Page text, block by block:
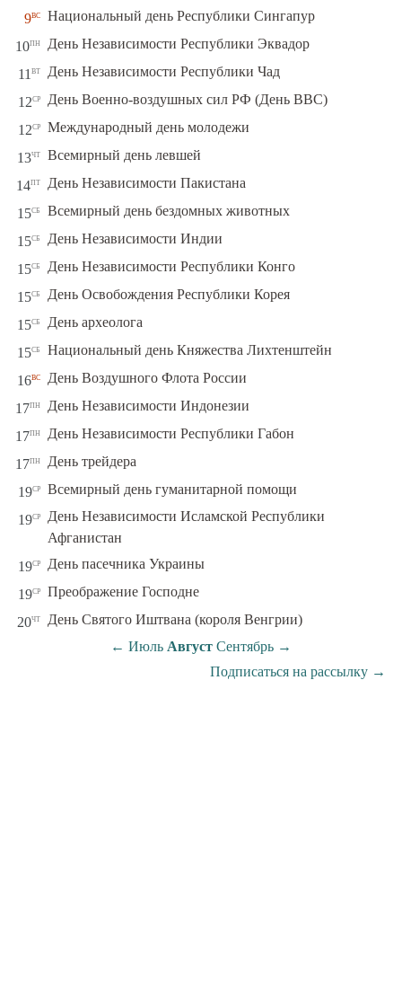
9вс Национальный день Республики Сингапур
10пн День Независимости Республики Эквадор
11 вт День Независимости Республики Чад
12ср День Военно-воздушных сил РФ (День ВВС)
12ср Международный день молодежи
13чт Всемирный день левшей
14пт День Независимости Пакистана
15сб Всемирный день бездомных животных
15сб День Независимости Индии
15сб День Независимости Республики Конго
15сб День Освобождения Республики Корея
15сб День археолога
15сб Национальный день Княжества Лихтенштейн
16вс День Воздушного Флота России
17пн День Независимости Индонезии
17пн День Независимости Республики Габон
17пн День трейдера
19ср Всемирный день гуманитарной помощи
19ср
День Независимости Исламской Республики
Афганистан
19ср День пасечника Украины
19ср Преображение Господне
20чт
День Святого Иштвана (короля Венгрии)
← Июль Август Сентябрь →
Подписаться на рассылку →